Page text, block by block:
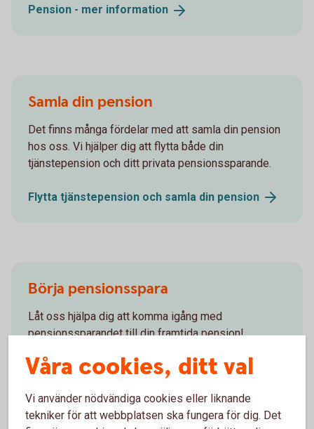
Pension - mer information
Samla din pension
Det finns många fördelar med att samla din pension
hos oss. Vi hjälper dig att flytta både din
tjänstepension och ditt privata pensionssparande.
Flytta tjänstepension och samla din pension
Börja pensionsspara
Låt oss hjälpa dig att komma igång med
pensionssparandet till din framtida pension!
Pensionsspara - räkna ut dinpension
Våra cookies, ditt val
Vi använder nödvändiga cookies eller liknande
tekniker för att webbplatsen ska fungera för dig. Det